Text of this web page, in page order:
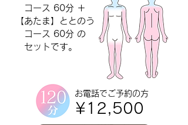
コース 60分 ＋
【あたま】ととのう
コース 60分 の
セットです。
お電話で ご予約の方
¥12,500